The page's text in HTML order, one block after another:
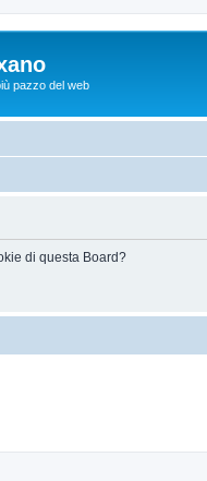
pazzo del web
di questa Board?